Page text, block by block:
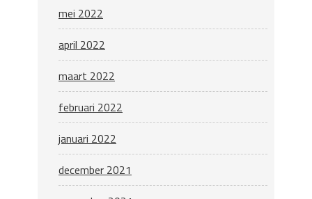
mei 2022
april 2022
maart 2022
februari 2022
januari 2022
december 2021